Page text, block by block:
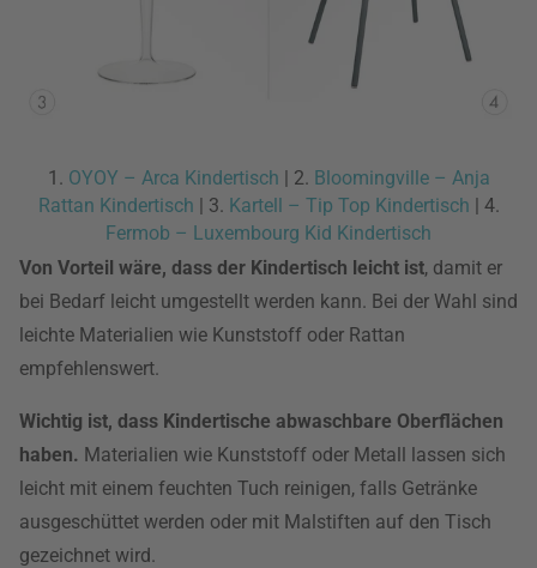
1. OYOY – Arca Kindertisch | 2. Bloomingville – Anja
Rattan Kindertisch | 3. Kartell – Tip Top Kindertisch | 4.
Fermob – Luxembourg Kid Kindertisch
Von Vorteil wäre, dass der Kindertisch leicht ist, damit er
bei Bedarf leicht umgestellt werden kann. Bei der Wahl sind
leichte Materialien wie Kunststoff oder Rattan
empfehlenswert.
Wichtig ist, dass Kindertische abwaschbare Oberflächen
haben. Materialien wie Kunststoff oder Metall lassen sich
leicht mit einem feuchten Tuch reinigen, falls Getränke
ausgeschüttet werden oder mit Malstiften auf den Tisch
gezeichnet wird.